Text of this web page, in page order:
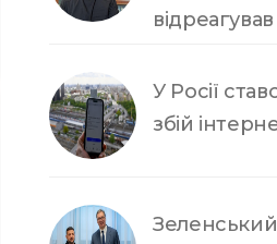
відреагував
У Росії
збій